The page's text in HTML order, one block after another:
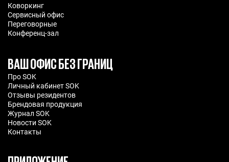
Коворкинг
Сервисный офис
Переговорные
Конференц-зал
ВАШ ОФИС БЕЗ ГРАНИЦ
Про SOK
Личный кабинет SOK
Отзывы резидентов
Брендовая продукция
Журнал SOK
Новости SOK
Контакты